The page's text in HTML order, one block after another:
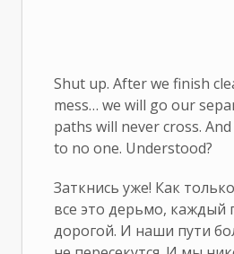
Shut up. After we finish
mess… we will go our
paths will never cross.
to no one. Understood?
Заткнись уже! Как
все это дерьмо, каждый
дорогой. И наши пути